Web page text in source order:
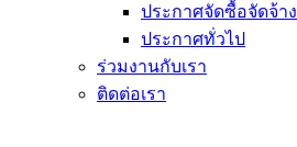
ประกาศจัดซื้อจัดจ้าง
ประกาศทั่วไป
ร่วมงานกับเรา
ติดต่อเรา